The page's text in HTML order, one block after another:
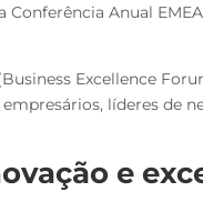
Anual
Excellence
líderes de
e